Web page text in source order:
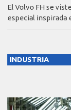
El Volvo FH se
especial inspirada
INDUSTRIA